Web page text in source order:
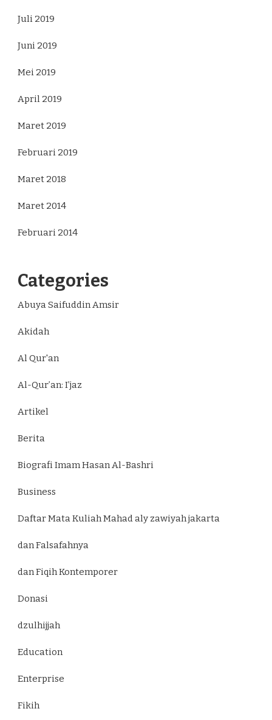
Juli 2019
Juni 2019
Mei 2019
April 2019
Maret 2019
Februari 2019
Maret 2018
Maret 2014
Februari 2014
Categories
Abuya Saifuddin Amsir
Akidah
Al Qur'an
Al-Qur’an: I’jaz
Artikel
Berita
Biografi Imam Hasan Al-Bashri
Business
Daftar Mata Kuliah Mahad aly zawiyah jakarta
dan Falsafahnya
dan Fiqih Kontemporer
Donasi
dzulhijjah
Education
Enterprise
Fikih